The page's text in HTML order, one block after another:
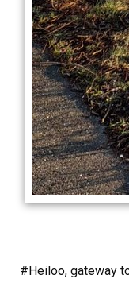
#Heiloo, gateway